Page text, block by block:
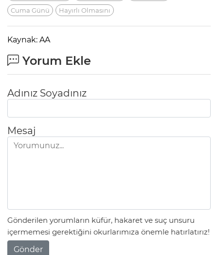
Cuma Günü
Hayırlı Olmasını
Kaynak: AA
Yorum Ekle
Adınız Soyadınız
Mesaj
Gönderilen yorumların küfür, hakaret ve suç unsuru
içermemesi gerektiğini okurlarımıza önemle hatırlatırız!
Gönder